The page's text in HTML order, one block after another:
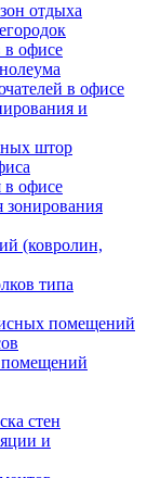
отдыха
в офисе
в офисе
и
штор
в офисе
зонирования
(ковролин,
типа
помещений
стен
и